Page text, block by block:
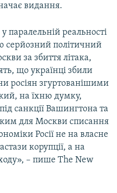
видання.
паралельній реальності
серйозний політичний
за збиття літака,
що українці збили
росіян згуртованішими
на їхню думку,
санкції Вашингтона та
для Москви списання
Росії не на власне
корупції, а на
– пише The New